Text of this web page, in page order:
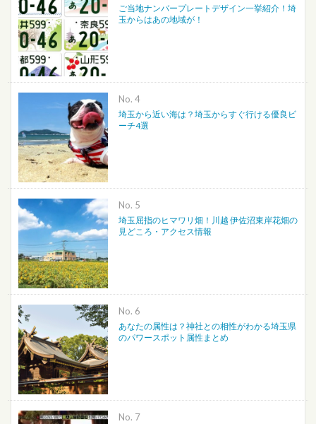
ご当地ナンバープレートデザイン一挙紹介！埼
玉からはあの地域が！
No.
埼玉から近い海は？埼玉からすぐ行ける優良ビ
ーチ4選
No.
埼玉屈指のヒマワリ畑！川越 伊佐沼東岸花畑の
見どころ・アクセス情報
No.
あなたの属性は？神社との相性がわかる埼玉県
のパワースポット属性まとめ
No.